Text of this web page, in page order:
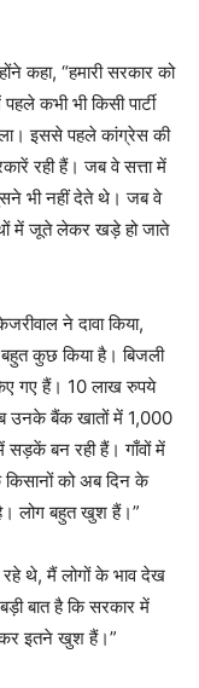
कहा, “हमारी सरकार को
कभी भी किसी पार्टी
इससे पहले कांग्रेस की
रही हैं। जब वे सत्ता में
भी नहीं देते थे। जब वे
में जूते लेकर खड़े हो जाते
ने दावा किया,
कुछ किया है। बिजली
गए हैं। 10 लाख रुपये
उनके बैंक खातों में 1,000
बन रही हैं। गाँवों में
को अब दिन के
लोग बहुत खुश हैं।”
रहे थे, मैं लोगों के भाव देख
बात है कि सरकार में
इतने खुश हैं।”